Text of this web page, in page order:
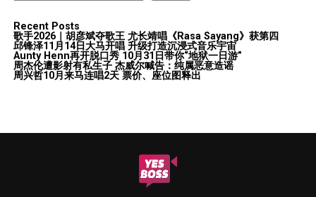
Recent Posts
歌手2026｜胡彦斌夺歌王 尤长靖唱《Rasa Sayang》获第四
邱锋泽11月14日大马开唱 升级打造沉浸式音乐宇宙
Aunty Henn再开脱口秀 10月31日带你“地狱一日游”
周杰伦遭影射有私生子 杰威尔喊告：纯属恶意造谣
周兴哲10月来马连唱2天 票价、座位图释出